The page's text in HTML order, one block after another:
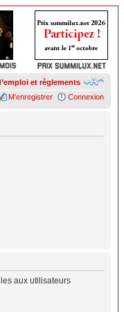
et règlements
Connexion
M’enregistrer
aux utilisateurs